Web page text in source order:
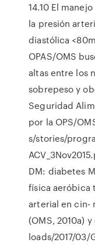
14.10 El
la presión
diastólica
OPAS/OMS
altas entre los
sobrepeso y
Seguridad
por la OPS/
s/stories/
DM: diabetes
física aeróbica
arterial en cin-
(OMS, 2010a)
loads/2017/03/